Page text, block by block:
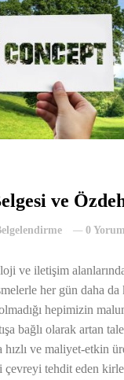
ve
0 Yorum
ve iletişim
her gün daha
hepimizin
bağlı olarak artan
hızlı ve maliyet-etkin
çevreyi tehdit eden